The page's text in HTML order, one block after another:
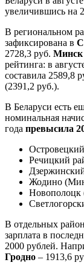
увеличившись на
В региональном
зафиксирована в
2728,3 руб. Минск
рейтинга: в
составила 2589,8
(2391,2 руб.).
В Беларуси есть
номинальная
года превысила
Речицкий
Жодино
Новополоцк
В отдельных
зарплата в
2000 рублей.
Гродно – 1913,6